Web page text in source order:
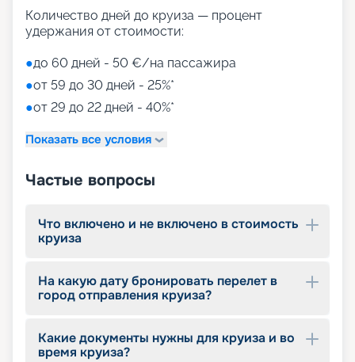
для детей)
Aquapark (с открытыми игровыми
водными пушками, 3 водными горками с
эффектами виртуальной реальности)
мини-гольф и теннис
7 бассейнов
детский внутренний комплекс,
Количество дней до круиза — процент
удержания от стоимости:
●до 60 дней - 50 €/на пассажира
●от 59 до 30 дней - 25%*
●от 29 до 22 дней - 40%*
Показать все условия
Частые вопросы
Что включено и не включено в стоимость
круиза
На какую дату бронировать перелет в
город отправления круиза?
Какие документы нужны для круиза и во
время круиза?